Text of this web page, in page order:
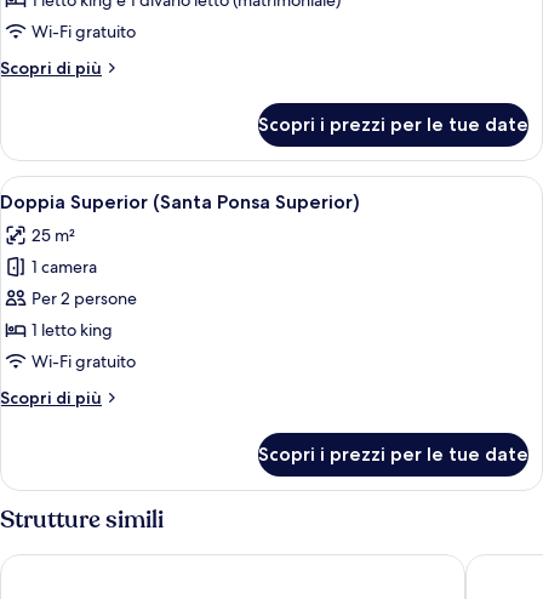
(Santa
Suite
Wi-Fi gratuito
Scopri di più
Altri
(Santa
Ponsa
Suite
Signature
Casita)
Scopri i prezzi per le tue date
Apri
tutte
le
foto
per
Doppia
Superior
Ponsa
Camera da letto con un letto
2
Doppia Superior (Santa Ponsa Superior)
25 m²
1 camera
Per 2 persone
1 letto king
Wi-Fi gratuito
Scopri di più
Altri
Superior
(Santa
Ponsa
Superior)
Scopri i prezzi per le tue date
Strutture simili
Hotel Amagatay Menorca Fergus